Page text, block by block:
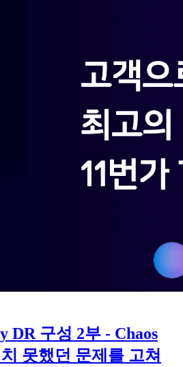
DR 구성 2부 - Chaos
못했던 문제를 고쳐